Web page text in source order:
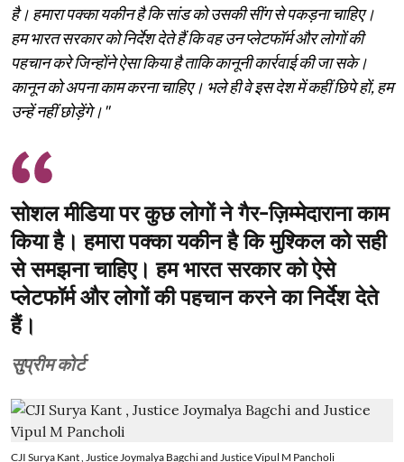
है। हमारा पक्का यकीन है कि सांड को उसकी सींग से पकड़ना चाहिए।
हम भारत सरकार को निर्देश देते हैं कि वह उन प्लेटफॉर्म और लोगों की
पहचान करे जिन्होंने ऐसा किया है ताकि कानूनी कार्रवाई की जा सके।
कानून को अपना काम करना चाहिए। भले ही वे इस देश में कहीं छिपे हों, हम
उन्हें नहीं छोड़ेंगे।"
सोशल मीडिया पर कुछ लोगों ने गैर-ज़िम्मेदाराना काम
किया है। हमारा पक्का यकीन है कि मुश्किल को सही
से समझना चाहिए। हम भारत सरकार को ऐसे
प्लेटफॉर्म और लोगों की पहचान करने का निर्देश देते
हैं।
सुप्रीम कोर्ट
CJI Surya Kant , Justice Joymalya Bagchi and Justice Vipul M Pancholi